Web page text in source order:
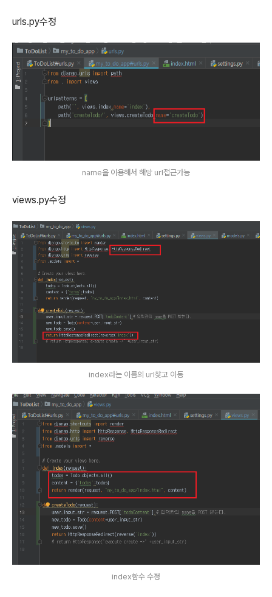
urls.py수정
name을 이용해서 해당 url접근가능
views.py수정
index라는 이름의 url찾고 이동
index함수 수정